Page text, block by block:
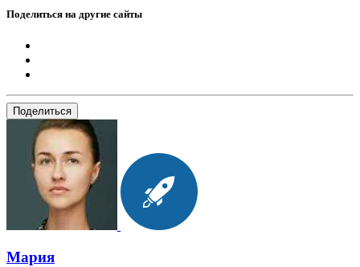
Поделиться на другие сайты
Поделиться
Мария